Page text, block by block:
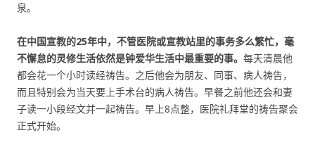
泉。
在中国宣教的25年中，不管医院或宣教站里的事务多么繁忙，毫
不懈怠的灵修生活依然是钟爱华生活中最重要的事。 每天清晨他
都会花一个小时读经祷告。之后他会为朋友、同事、病人祷告，
而且特别会为当天要上手术台的病人祷告。早餐之前他还会和妻
子读一小段经文并一起祷告。早上8点整，医院礼拜堂的祷告聚会
正式开始。